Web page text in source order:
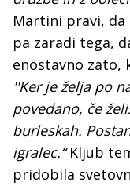
Martini pravi, da
pa zaradi tega,
enostavno zato,
''Ker je želja po
povedano, če
burleskah.
igralec.“Kljub
pridobila